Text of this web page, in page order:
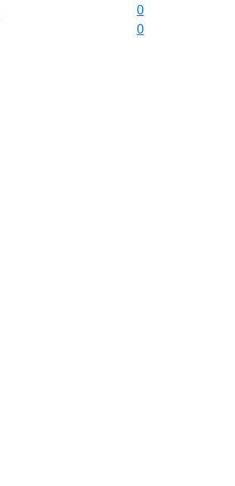
0
0